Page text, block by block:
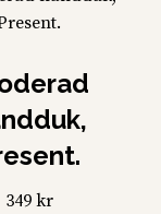
349 kr